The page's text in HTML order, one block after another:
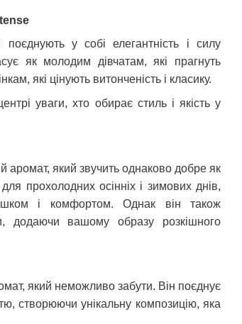
у собі елегантність і силу
як молодим дівчатам, які прагнуть
які цінують витонченість і класику.
уваги, хто обирає стиль і якість у
який звучить однаково добре як
прохолодних осінніх і зимових днів,
і комфортом. Однак він також
додаючи вашому образу розкішного
який неможливо забути. Він поєднує
створюючи унікальну композицію, яка